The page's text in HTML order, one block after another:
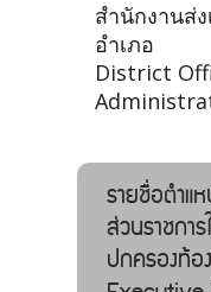
สำนักงานส่
อำเภอ
District
รายชื่อตำแ
ส่วนราชกา
ปกครองท้